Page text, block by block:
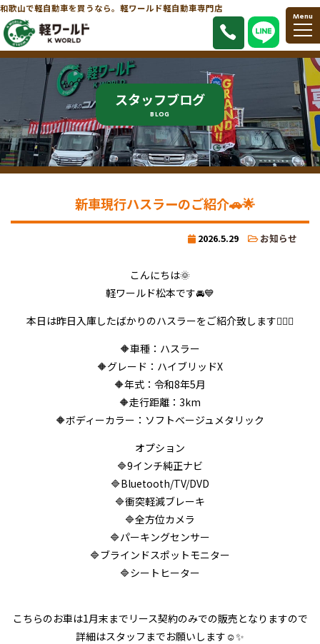
和歌山で軽自動車を買うなら。軽ワールド軽自動車専門店
Menu
スタッフブログ
BLOG
新車現行ハスラーのご紹介🚗🌟
2026.5.29 お知らせ
こんにちは🌞
軽ワールド松本です🚘💙
本日は昨日入庫したばかりのハスラーをご紹介致します💁‍♂️✨
🔶車種：ハスラー
🔶グレード：ハイブリッドX
🔶年式：令和8年5月
🔶走行距離：3km
🔶ボディーカラー：ソフトベージュメタリック
オプション
🔷9インチ純正ナビ
🔷Bluetooth/TV/DVD
🔷衝突軽減ブレーキ
🔷全方位カメラ
🔷パーキングセンサー
🔷ブラインドスポットモニター
🔷シートヒーター
こちらのお車は1月末までリース契約のみでの販売となりますので
詳細はスタッフまでお願いします☺️✨